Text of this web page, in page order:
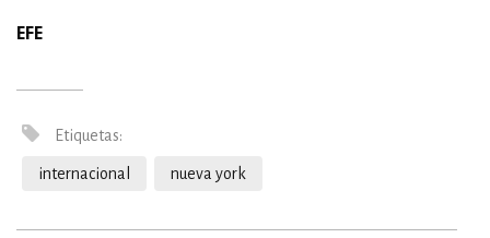
EFE
Etiquetas:
internacional nueva york